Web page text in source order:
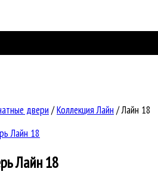
двери /Коллекция Лайн /Лайн 18
Лайн 18